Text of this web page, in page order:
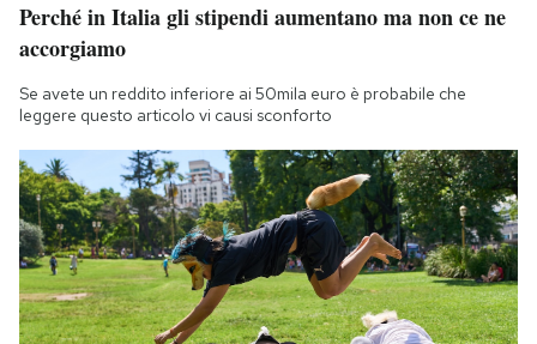
Perché in Italia gli stipendi aumentano ma non ce ne
accorgiamo
Se avete un reddito inferiore ai 50mila euro è probabile che
leggere questo articolo vi causi sconforto